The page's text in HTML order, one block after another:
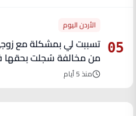
05
الأردن اليوم
من مخالفة سُجلت
منذ 5 أيام